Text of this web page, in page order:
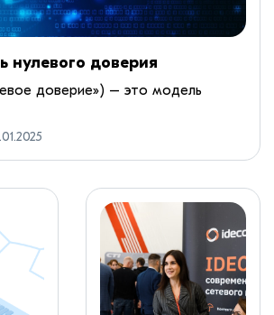
нулевого доверия
доверие») – это модель